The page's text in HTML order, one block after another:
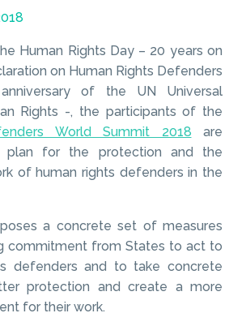
Human Rights Day – 20 years on
on Human Rights Defenders
of the UN Universal
Rights -, the participants of the
World Summit 2018 are
plan for the protection and the
of human rights defenders in the
a concrete set of measures
commitment from States to act to
defenders and to take concrete
protection and create a more
for their work.